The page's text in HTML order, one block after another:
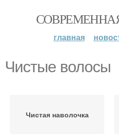
главная
Чистые волосы
Чистая наволочка